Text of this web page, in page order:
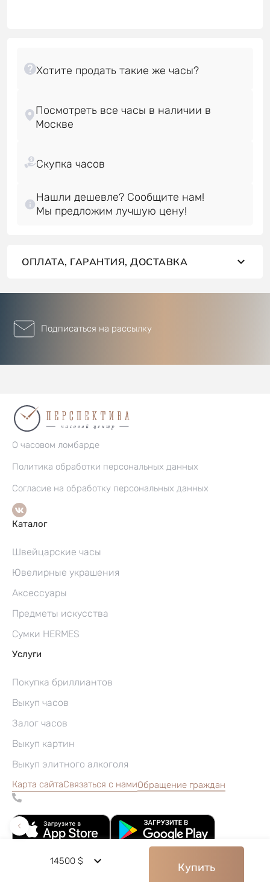
Посмотреть все часы в наличии в
Нашли дешевле? Сообщите нам!
Мы предложим лучшую цену!
ОПЛАТА, ГАРАНТИЯ, ДОСТАВКА
Подписаться на рассылку
14500 $ Купить
О часовом ломбарде
Политика обработки персональных данных
Согласие на обработку персональных данных
Каталог
Швейцарские часы
Ювелирные украшения
Аксессуары
Предметы искусства
Сумки HERMES
Услуги
Покупка бриллиантов
Выкуп часов
Залог часов
Выкуп картин
Выкуп элитного алкоголя
Карта сайтаСвязаться с намиОбращение граждан
©2004–2026, Часовой ломбард «Перспектива»